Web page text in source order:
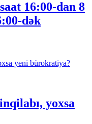
16:00-dan 8
dək
yoxsa